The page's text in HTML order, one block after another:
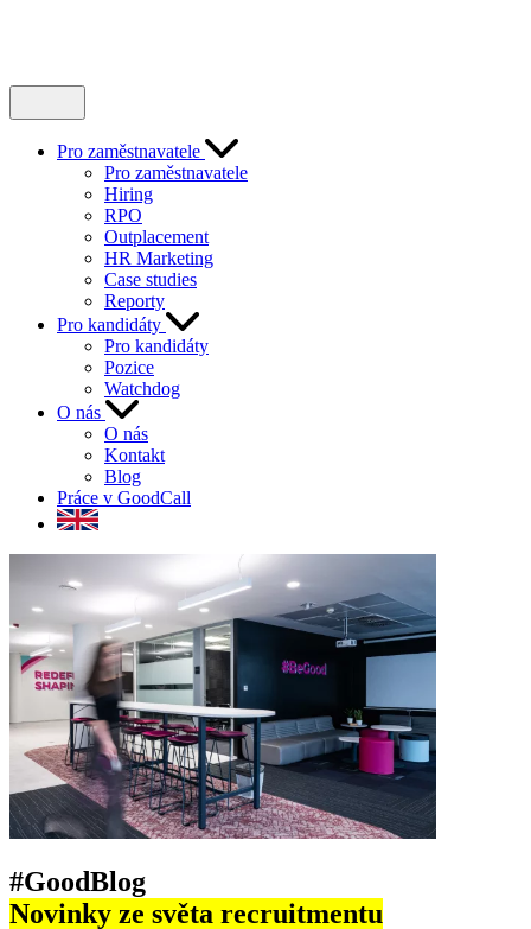
Pro zaměstnavatele
Pro zaměstnavatele
Hiring
RPO
Outplacement
HR Marketing
Case studies
Reporty
Pro kandidáty
Pro kandidáty
Pozice
Watchdog
O nás
O nás
Kontakt
Blog
Práce v GoodCall
#GoodBlog
Novinky ze světa recruitmentu